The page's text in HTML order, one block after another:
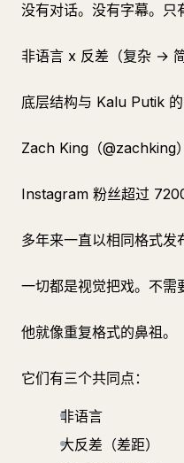
没有对话。没有字幕。只
非语言 x 反差（复杂 → 简
底层结构与 Kalu Putik
Zach King（@zachking）
Instagram 粉丝超过 7200
多年来一直以相同格式发
一切都是视觉把戏。不需
他就像重复格式的鼻祖。
它们有三个共同点：
非语言
大反差（差距）